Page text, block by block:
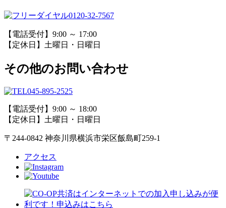
0120-32-7567
【電話受付】9:00 ～ 17:00
【定休日】土曜日・日曜日
その他のお問い合わせ
045-895-2525
【電話受付】9:00 ～ 18:00
【定休日】土曜日・日曜日
〒244-0842 神奈川県横浜市栄区飯島町259-1
アクセス